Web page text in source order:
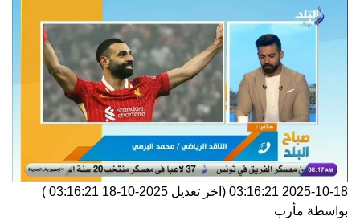
2025-10-18 03:16:21 (اخر تعديل 2025-10-18 03:16:21
)
بواسطة مأرب